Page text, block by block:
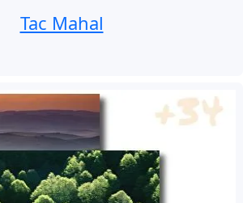
Tac Mahal